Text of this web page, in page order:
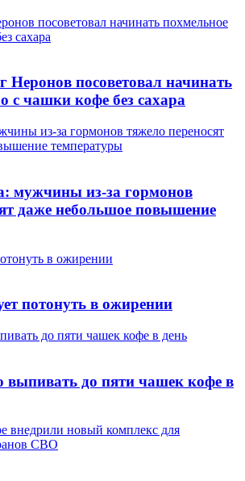
посоветовал начинать похмельное
сахара
Неронов посоветовал начинать
с чашки кофе без сахара
из-за гормонов тяжело переносят
температуры
мужчины из-за гормонов
даже небольшое повышение
в ожирении
потонуть в ожирении
до пяти чашек кофе в день
выпивать до пяти чашек кофе в
внедрили новый комплекс для
СВО